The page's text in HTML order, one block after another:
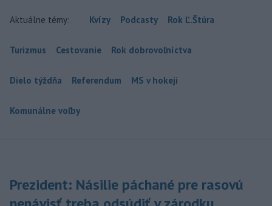
Aktuálne témy: Kvízy Podcasty Rok Ľ.Štúra
Turizmus Cestovanie Rok dobrovoľníctva
Dielo týždňa Referendum MS v hokeji
Komunálne voľby
Prezident: Násilie páchané pre rasovú